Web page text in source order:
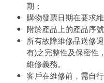
期；
購物發票日期在要求
附於產品上的產品序
所有故障維修品送修
有)之完整性及保密性
維修義務。
客戶在維修前，需自